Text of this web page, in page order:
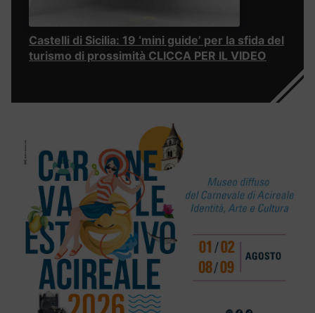
Castelli di Sicilia: 19 ‘mini guide’ per la sfida del
turismo di prossimità CLICCA PER IL VIDEO